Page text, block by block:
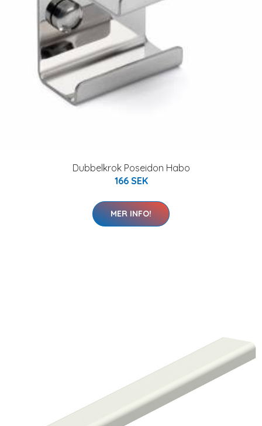
Dubbelkrok Poseidon Habo
166 SEK
MER INFO!